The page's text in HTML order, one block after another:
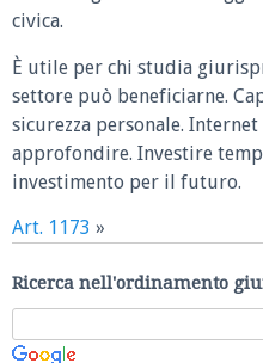
civica.
È utile per chi studia
settore può beneficiarne.
sicurezza personale.
approfondire. Investire
investimento per il futuro.
Art. 1173 »
Ricerca nell'ordinamento